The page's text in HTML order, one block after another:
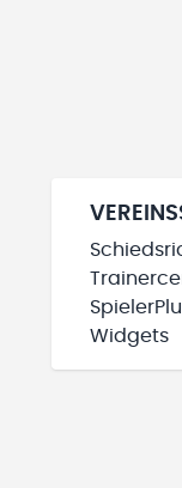
Widgets